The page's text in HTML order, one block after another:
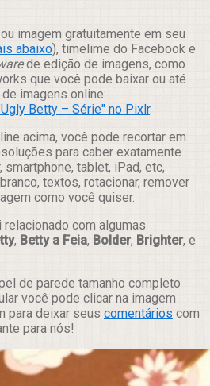
imagem gratuitamente em seu
abaixo), timelime do Facebook e
de edição de imagens, como
que você pode baixar ou até
imagens online:
Betty – Série" no Pixlr.
acima, você pode recortar em
para caber exatamente
tablet, iPad, etc,
textos, rotacionar, remover
como você quiser.
com algumas
, Betty a Feia, Bolder, Brighter, e
de parede tamanho completo
você pode clicar na imagem
para deixar seus comentários com
para nós!